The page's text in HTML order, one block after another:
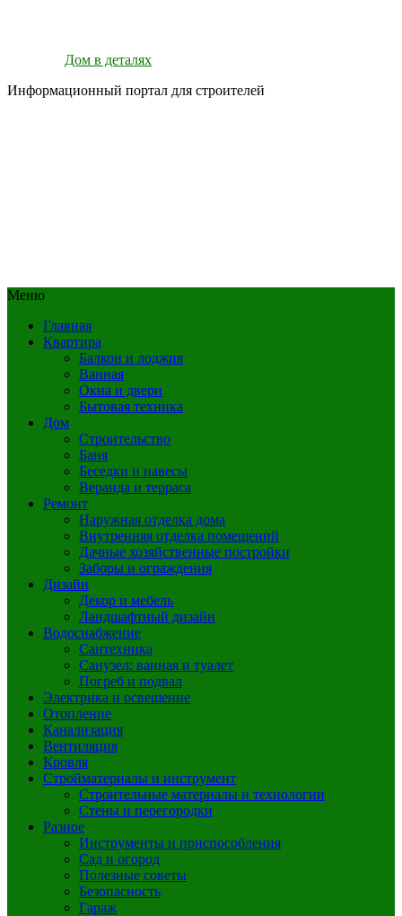
Дом в деталях
Информационный портал для строителей
Меню
Главная
Квартира
Балкон и лоджия
Ванная
Окна и двери
Бытовая техника
Дом
Строительство
Баня
Беседки и навесы
Веранда и терраса
Ремонт
Наружная отделка дома
Внутренняя отделка помещений
Дачные хозяйственные постройки
Заборы и ограждения
Дизайн
Декор и мебель
Ландшафтный дизайн
Водоснабжение
Сантехника
Санузел: ванная и туалет
Погреб и подвал
Электрика и освещение
Отопление
Канализация
Вентиляция
Кровля
Стройматериалы и инструмент
Строительные материалы и технологии
Стены и перегородки
Разное
Инструменты и приспособления
Сад и огород
Полезные советы
Безопасность
Гараж